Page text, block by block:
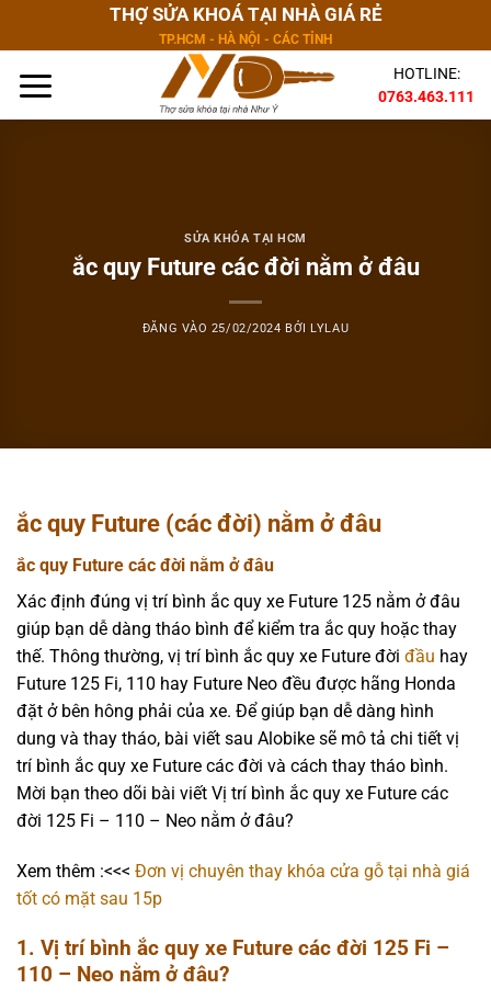
dung
THỢ SỬA KHOÁ TẠI NHÀ GIÁ RẺ
TP.HCM - HÀ NỘI - CÁC TỈNH
HOTLINE:
0763.463.111
SỬA KHÓA TẠI HCM
ắc quy Future các đời nằm ở đâu
ĐĂNG VÀO 25/02/2024 BỞI LYLAU
ắc quy Future (các đời) nằm ở đâu
ắc quy Future các đời nằm ở đâu
Xác định đúng vị trí bình ắc quy xe Future 125 nằm ở đâu
giúp bạn dễ dàng tháo bình để kiểm tra ắc quy hoặc thay
thế. Thông thường, vị trí bình ắc quy xe Future đời đầu hay
Future 125 Fi, 110 hay Future Neo đều được hãng Honda
đặt ở bên hông phải của xe. Để giúp bạn dễ dàng hình
dung và thay tháo, bài viết sau Alobike sẽ mô tả chi tiết vị
trí bình ắc quy xe Future các đời và cách thay tháo bình.
Mời bạn theo dõi bài viết Vị trí bình ắc quy xe Future các
đời 125 Fi – 110 – Neo nằm ở đâu?
Xem thêm :<<< Đơn vị chuyên thay khóa cửa gỗ tại nhà giá
tốt có mặt sau 15p
1. Vị trí bình ắc quy xe Future các đời 125 Fi –
110 – Neo nằm ở đâu?